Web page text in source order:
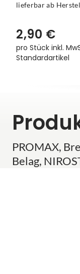
lieferbar ab
2,90 €
pro Stück inkl.
Standardartikel
PROMAX,
Belag,